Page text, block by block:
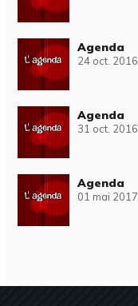
Agenda
24 oct. 2016
Agenda
31 oct. 2016
Agenda
01 mai 2017